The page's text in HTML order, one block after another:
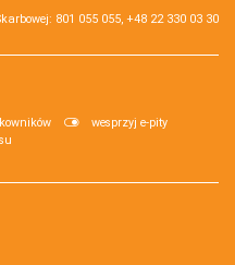
801 055 055, +48 22 330 03 30
wesprzyj e-pity